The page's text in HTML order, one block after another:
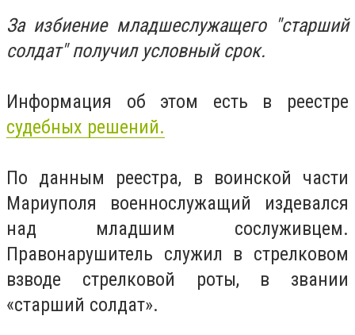
За избиение младшеслужащего "старший
солдат" получил условный срок.
Информация об этом есть в реестре
судебных решений.
По данным реестра, в воинской части
Мариуполя военнослужащий издевался
над младшим сослуживцем.
Правонарушитель служил в стрелковом
взводе стрелковой роты, в звании
«старший солдат».